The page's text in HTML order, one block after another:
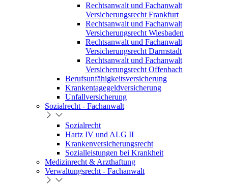
Rechtsanwalt und Fachanwalt
Versicherungsrecht Frankfurt
Rechtsanwalt und Fachanwalt
Versicherungsrecht Wiesbaden
Rechtsanwalt und Fachanwalt
Versicherungsrecht Darmstadt
Rechtsanwalt und Fachanwalt
Versicherungsrecht Offenbach
Berufsunfähigkeitsversicherung
Krankentagegeldversicherung
Unfallversicherung
Sozialrecht - Fachanwalt
Sozialrecht
Hartz IV und ALG II
Krankenversicherungsrecht
Sozialleistungen bei Krankheit
Medizinrecht & Arzthaftung
Verwaltungsrecht - Fachanwalt